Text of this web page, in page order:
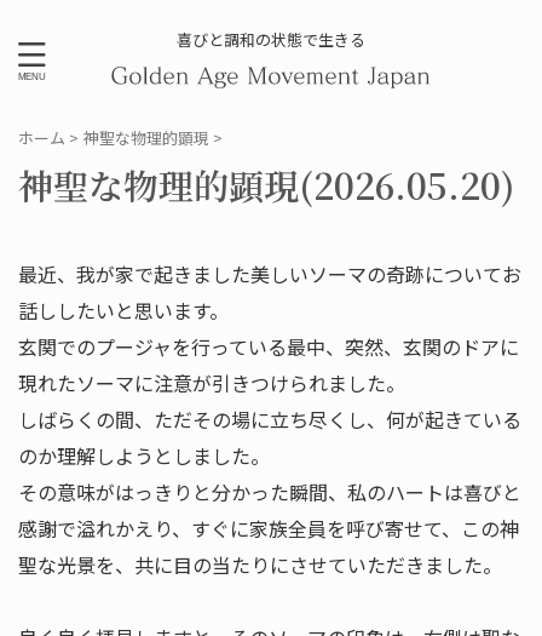
喜びと調和の状態で生きる
ホーム > 神聖な物理的顕現 >
神聖な物理的顕現(2026.05.20)
最近、我が家で起きました美しいソーマの奇跡についてお
話ししたいと思います。
玄関でのプージャを行っている最中、突然、玄関のドアに
現れたソーマに注意が引きつけられました。
しばらくの間、ただその場に立ち尽くし、何が起きている
のか理解しようとしました。
その意味がはっきりと分かった瞬間、私のハートは喜びと
感謝で溢れかえり、すぐに家族全員を呼び寄せて、この神
聖な光景を、共に目の当たりにさせていただきました。